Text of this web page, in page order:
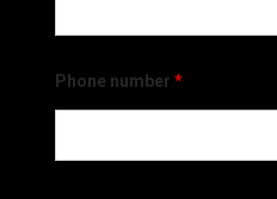
Phone number *